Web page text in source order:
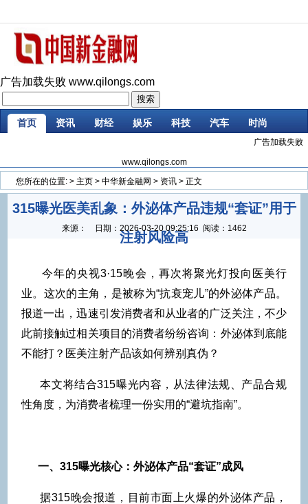
广告加载失败 www.qilongs.com
首页 资讯 财经 娱乐 科技 汽车 时尚
广告加载失败
www.qilongs.com
您所在的位置: > 主页 > 中华新金融网 > 资讯 > 正文
315曝光医美乱象：外泌体产品违规“套证”用于
注射风险高
来源： 日期： 2026-03-20 09:25:16 阅读：1462
今年的央视3·15晚会，再次将聚光灯投向医美行
业。这次的主角，是被称为“抗衰宠儿”的外泌体产品。
报道一出，迅速引发消费者和从业者的广泛关注，不少
此前接触过相关项目的消费者纷纷咨询：外泌体到底能
不能打？医美注射产品该如何辨别真伪？
本文将结合315曝光内容，从法律法规、产品合规
性角度，为消费者梳理一份实用的“避坑指南”。
一、315曝光核心：外泌体产品“套证”成风
据315晚会报道，目前市面上火爆的外泌体产品，